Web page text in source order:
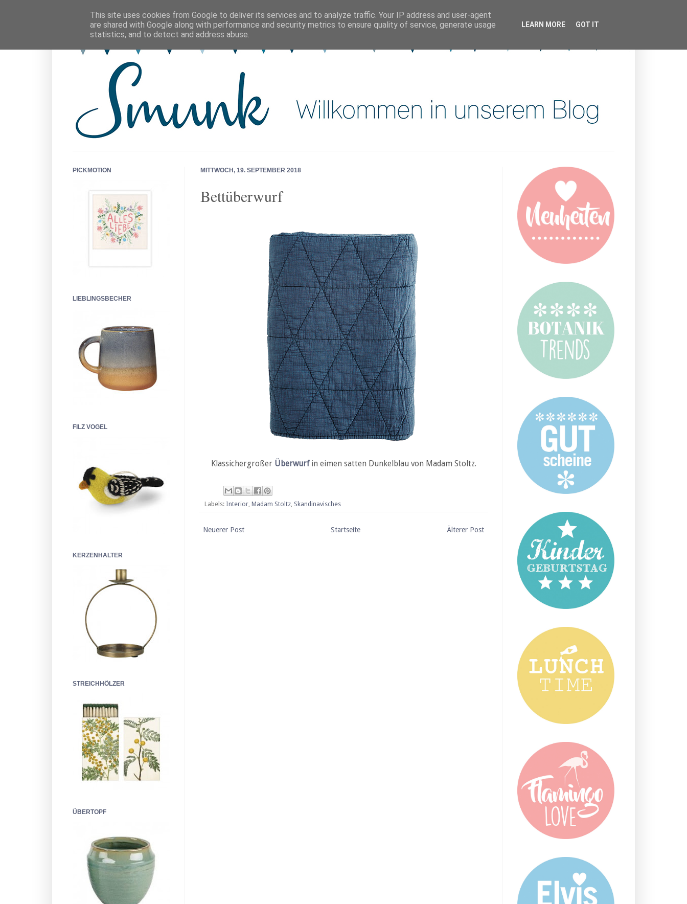
MITTWOCH, 19. SEPTEMBER 2018
Bettüberwurf
Klassichergroßer Überwurfin eimen satten Dunkelblau von Madam Stoltz.
Labels: Interior Madam Stoltz Skandinavisches
Neuerer Post Älterer Post
Startseite
PICKMOTION
LIEBLINGSBECHER
FILZ VOGEL
KERZENHALTER
STREICHHÖLZER
ÜBERTOPF
This site uses cookies from Google to deliver its services and to analyze traffic. Your IP address and user-agent
are shared with Google along with performance and security metrics to ensure quality of service, generate usage
statistics, and to detect and address abuse.
LEARN MORE GOT IT